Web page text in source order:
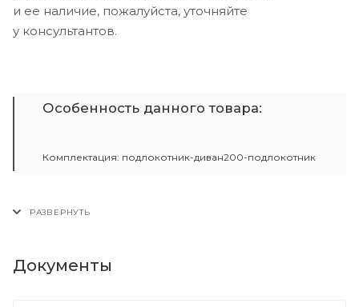
и ее наличие, пожалуйста, уточняйте
у консультантов.
Особенность данного товара:
Комплектация: подлокотник-диван200-подлокотник
Документы